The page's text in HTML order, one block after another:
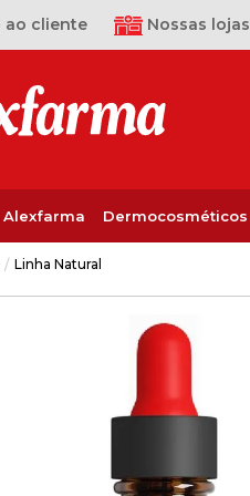
ao cliente Nossas lojas
Dermocosméticos
Linha Natural